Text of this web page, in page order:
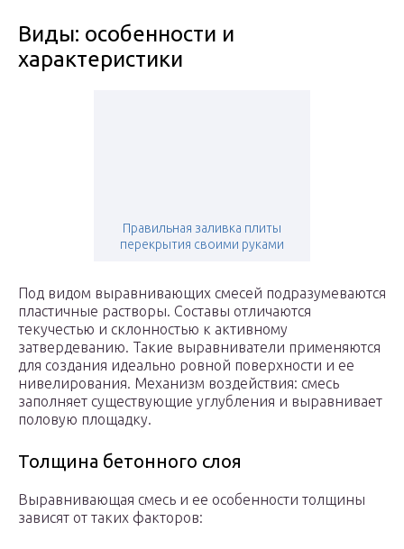
Виды: особенности и
характеристики
Правильная заливка плиты
перекрытия своими руками
Под видом выравнивающих смесей подразумеваются
пластичные растворы. Составы отличаются
текучестью и склонностью к активному
затвердеванию. Такие выравниватели применяются
для создания идеально ровной поверхности и ее
нивелирования. Механизм воздействия: смесь
заполняет существующие углубления и выравнивает
половую площадку.
Толщина бетонного слоя
Выравнивающая смесь и ее особенности толщины
зависят от таких факторов: